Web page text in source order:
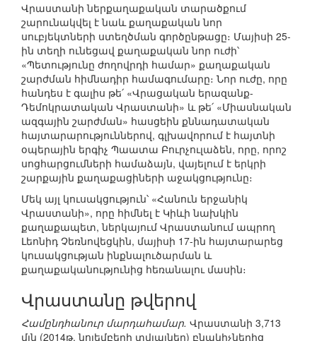
Վրաստանի ներքաղաքական տարածքում
շարունակվել է նաև քաղաքական նոր
սուբյեկտների ստեղծման գործընթացը։ Մայիսի 25-
ին տեղի ունեցավ քաղաքական նոր ուժի՝
«Պետությունը ժողովրդի համար» քաղաքական
շարժման հիմնադիր համագումարը։ Նոր ուժը, որը
հանդես է գալիս թե՛ «Վրացական երազանք-
Դեմոկրատական Վրաստանի» և թե՛ «Միասնական
ազգային շարժման» հասցեին քննադատական
հայտարարություններով, գլխավորում է հայտնի
օպերային երգիչ Պաատա Բուրչուլաձեն, որը, որոշ
սոցհարցումների համաձայն, վայելում է երկրի
շարքային քաղաքացիների աջակցությունը։
Մեկ այլ կուսակցություն՝ «Հանուն երջանիկ
Վրաստանի», որը հիմնել է Կիևի նախկին
քաղաքապետ, ներկայում Վրաստանում ապրող
Լեոնիդ Չեռնովեցկին, մայիսի 17-ին հայտարարեց
կուսակցության ինքնալուծարման և
քաղաքականությունից հեռանալու մասին։
Վրաստանը թվերով
Համընդհանուր մարդահամար. Վրաստանի 3,713
մլն (2014թ. նոյեմբերի տվյալներ) բնակիչներից